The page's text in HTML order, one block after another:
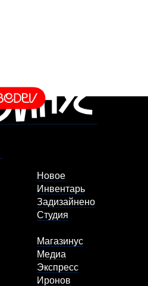
Новое
Инвентарь
Задизайнено
Студия
Магазинус
Медиа
Экспресс
Иронов